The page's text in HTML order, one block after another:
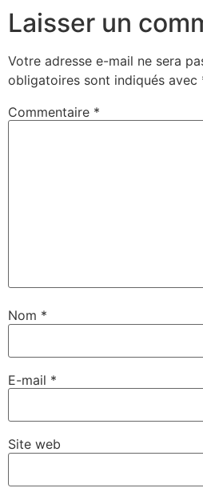
Laisser un
Votre adresse e-mail ne sera
obligatoires sont indiqués avec
Commentaire *
Nom *
E-mail *
Site web